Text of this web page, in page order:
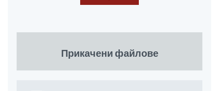
Прикачени файлове